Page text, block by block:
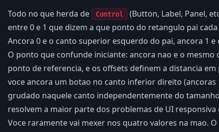
Todo no que herda de Control
(Button, Label, Panel,
entre 0 e 1 que dizem a que ponto do retangulo pai
Ancora 0 e o canto superior esquerdo do pai, ancora 1
O ponto que confunde iniciante: ancora nao e o mesmo
ponto de referencia, e os offsets definem a distancia em
voce ancora um botao no canto inferior direito (ancoras
grudado naquele canto independentemente do
resolvem a maior parte dos problemas de UI
Voce raramente vai mexer nos quatro valores na mao.